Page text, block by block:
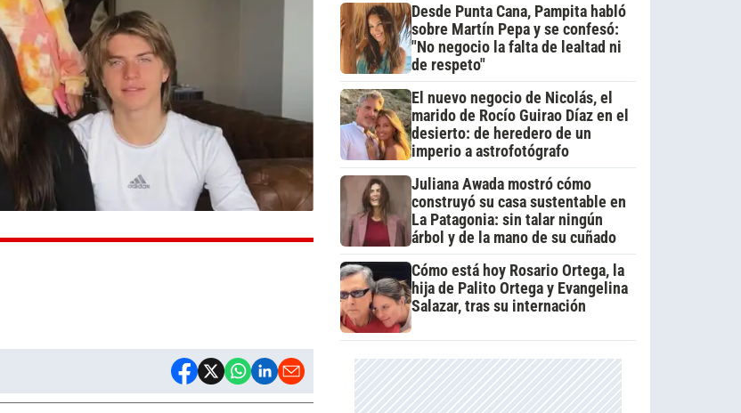
Desde Punta Cana, Pampita habló
sobre Martín Pepa y se confesó:
"No negocio la falta de lealtad ni
de respeto"
El nuevo negocio de Nicolás, el
marido de Rocío Guirao Díaz en el
desierto: de heredero de un
imperio a astrofotógrafo
Juliana Awada mostró cómo
construyó su casa sustentable en
La Patagonia: sin talar ningún
árbol y de la mano de su cuñado
Cómo está hoy Rosario Ortega, la
hija de Palito Ortega y Evangelina
Salazar, tras su internación